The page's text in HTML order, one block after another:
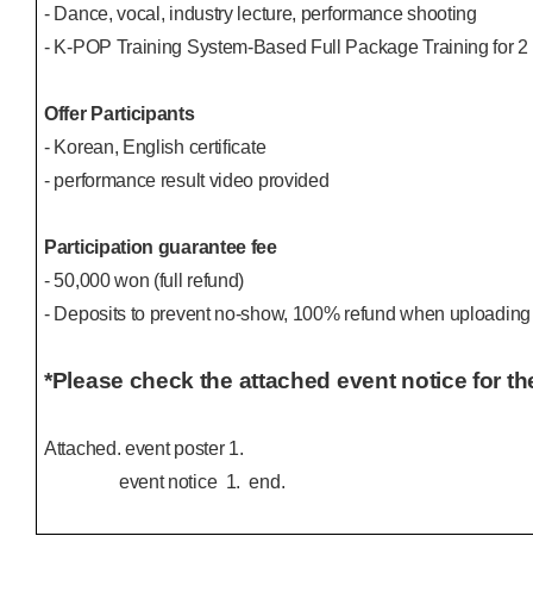
- Dance, vocal, industry lecture, performance shooting
- K-POP Training System-Based Full Package Training for 2
Offer Participants
- Korean, English certificate
- performance result video provided
Participation guarantee fee
- 50,000 won (full refund)
- Deposits to prevent no-show, 100% refund when
*Please check the attached event notice for
Attached. event poster 1.
event notice 1. end.